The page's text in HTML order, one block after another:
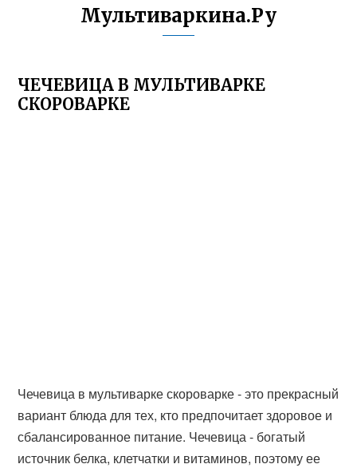
Мультиваркина.Ру
ЧЕЧЕВИЦА В МУЛЬТИВАРКЕ
СКОРОВАРКЕ
Чечевица в мультиварке скороварке - это прекрасный
вариант блюда для тех, кто предпочитает здоровое и
сбалансированное питание. Чечевица - богатый
источник белка, клетчатки и витаминов, поэтому ее